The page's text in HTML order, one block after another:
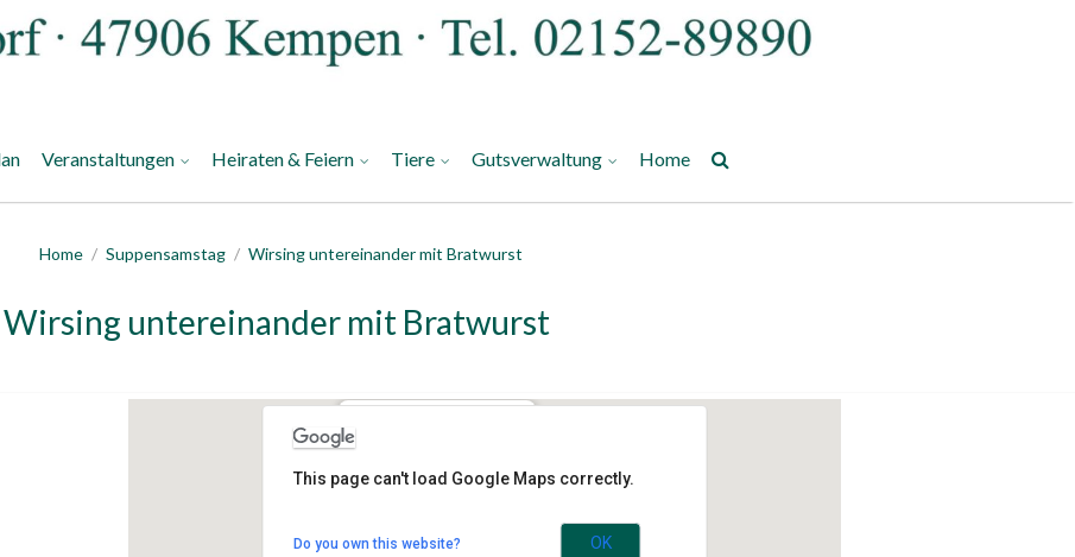
Veranstaltungen Heiraten & Feiern Tiere Gutsverwaltung Home
Home / Suppensamstag / Wirsing untereinander mit Bratwurst
Wirsing untereinander mit Bratwurst
Gut Heimendahl
Haus Bockdorf 1 - Kempen
This page can't load Google Maps correctly.
Do you own this website? OK